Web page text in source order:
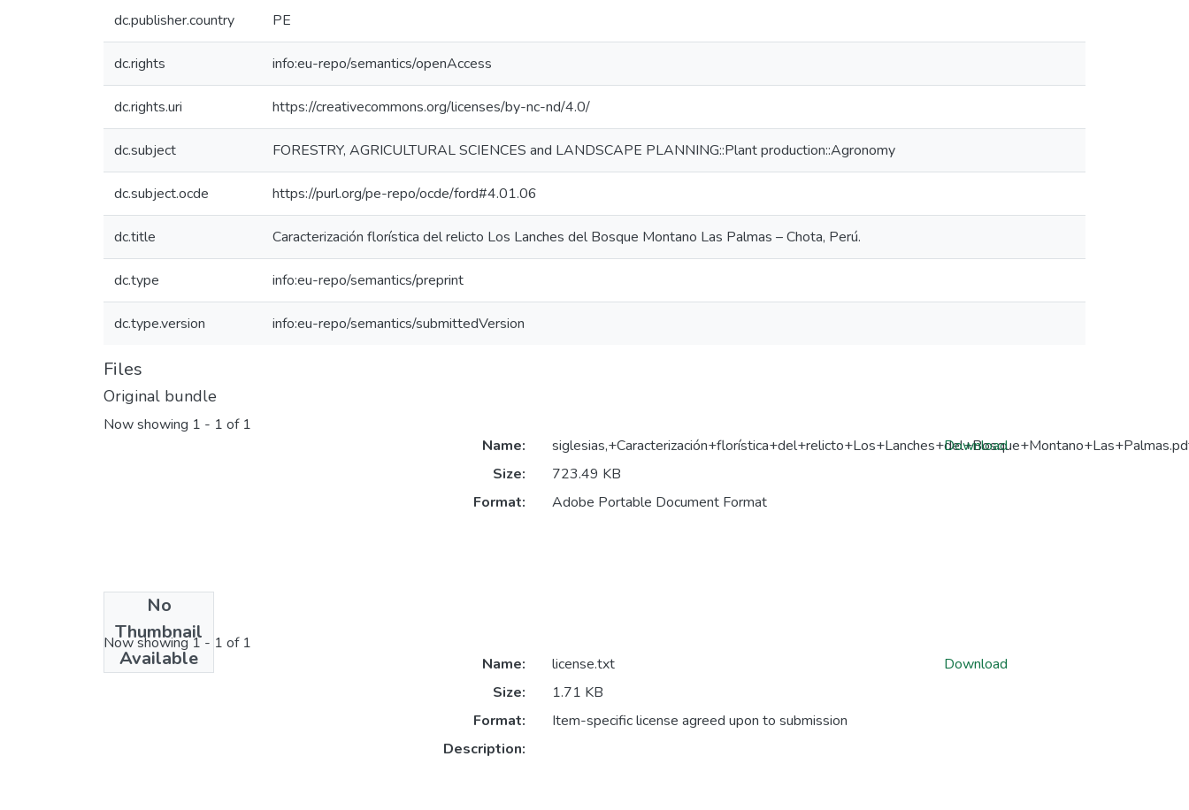
dc.publisher.country PE
dc.rights info:eu-repo/semantics/openAccess
dc.rights.uri https://creativecommons.org/licenses/by-nc-nd/4.0/
dc.subject FORESTRY, AGRICULTURAL SCIENCES and LANDSCAPE PLANNING::Plant production::Agronomy
dc.subject.ocde https://purl.org/pe-repo/ocde/ford#4.01.06
dc.title Caracterización florística del relicto Los Lanches del Bosque Montano Las Palmas – Chota, Perú.
dc.type info:eu-repo/semantics/preprint
dc.type.version info:eu-repo/semantics/submittedVersion
Files
Original bundle
Now showing 1 - 1 of 1
No
Thumbnail
Available
Name:
Size:
723.49 KB
Format:
Adobe Portable Document Format
Download
License bundle
Now showing1 - 1 of 1
Name:
license.txt
Size:
1.71 KB
Format:
Item-specific license agreed upon to submission
Description:
Download